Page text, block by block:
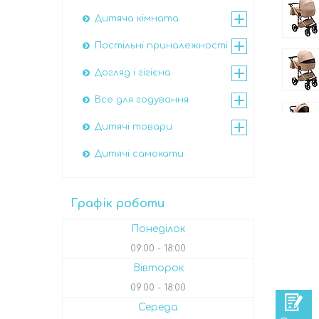
Дитяча кімната
Постільні приналежності
Догляд і гігієна
Все для годування
Дитячі товари
Дитячі самокати
Графік роботи
Понеділок
09:00 18:00
Вівторок
09:00 18:00
Середа